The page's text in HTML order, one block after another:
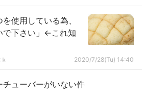
使用している為、
で下さい」←これ知
2020/7/28(Tu) 14:40
ューバーがいない件